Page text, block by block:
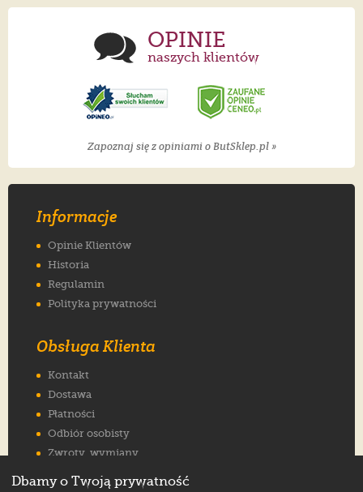
OPINIE
naszych klientów
Zapoznaj się z opiniami o ButSklep.pl »
Informacje
Opinie Klientów
Historia
Regulamin
Polityka prywatności
Obsługa Klienta
Kontakt
Dostawa
Płatności
Odbiór osobisty
Zwroty, wymiany
Dbamy o Twoją prywatność